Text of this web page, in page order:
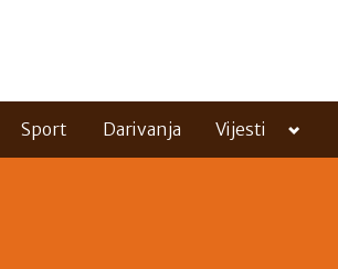
Sport Darivanja Vijesti
Toggle
menu